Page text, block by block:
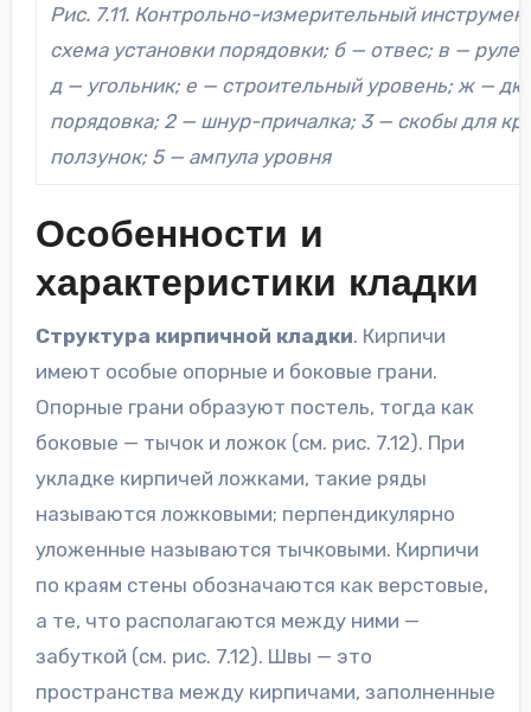
Рис. 7.11. Контрольно-измерительный
схема установки порядовки; б — отвес; в —
д — угольник; е — строительный уровень; ж —
порядовка; 2 — шнур-причалка; 3 — скобы для
ползунок; 5 — ампула уровня
Особенности и
характеристики кладки
Структура кирпичной кладки. Кирпичи
имеют особые опорные и боковые грани.
Опорные грани образуют постель, тогда как
боковые — тычок и ложок (см. рис. 7.12). При
укладке кирпичей ложками, такие ряды
называются ложковыми; перпендикулярно
уложенные называются тычковыми. Кирпичи
по краям стены обозначаются как верстовые,
а те, что располагаются между ними —
забуткой (см. рис. 7.12). Швы — это
пространства между кирпичами, заполненные